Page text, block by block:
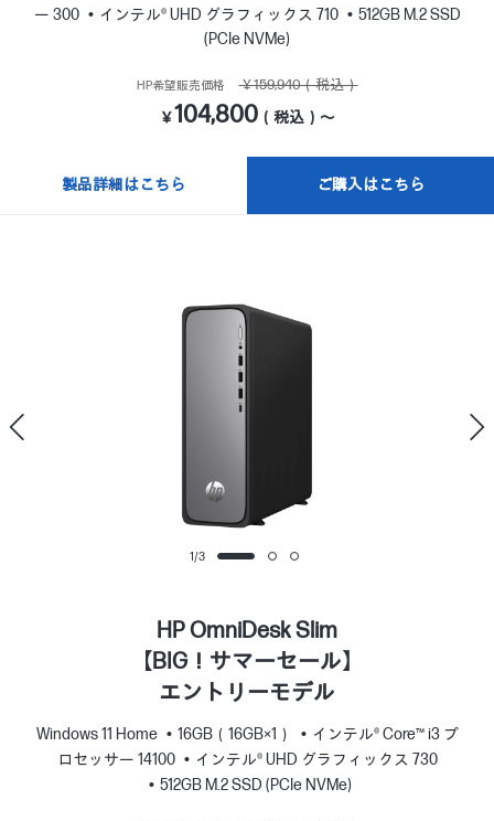
ー 300
インテル® UHD グラフィックス 710
512GB M.2 SSD
(PCIe NVMe)
HP希望販売価格 ￥159,940（税込）
￥104,800 （税込）～
製品詳細はこちら ご購入はこちら
1/3
HP OmniDesk Slim
【BIG！サマーセール】
エントリーモデル
Windows 11 Home 16GB（16GB×1）
インテル® Core™ i3 プ
ロセッサー 14100
インテル® UHD グラフィックス 730
512GB M.2 SSD (PCIe NVMe)